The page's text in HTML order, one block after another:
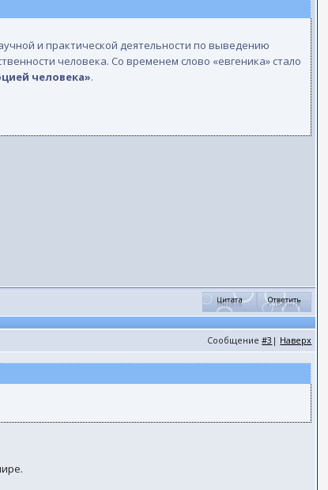
и практической деятельности по выведению
человека. Со временем слово «евгеника» стало
человека».
Сообщение#3 | Наверх